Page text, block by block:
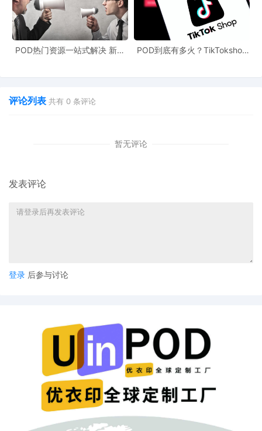
其次，市场竞争空前激烈。有卖家认为，亚马逊现在早就从
增量市场变成存量博弈，头部报名活动能有更好的 虹吸效
的客户。同时，Temu、Walmart等平台早早开启长达数十
天的“黑五预热”，分流了大量消费者注意力，削弱了亚马逊
最后，旺季周期被拉长，目前大促才开始，高峰可能后置。
增长，只是把出单稀释在更多天，估计销量高峰还是在黑五
日销量比前一天增加500美金，当然肯定还有更多低调的卖
02
系统故障雪上加霜
更让卖家措手不及的是，亚马逊后台在关键时刻出现系统故
障。大量卖家反映，其广告报表中的曝光数据突然归零，无
法正常监测广告投放效果。
POD热门资源一站式解决 新手
POD到底有多火？TikTokshop
评论列表 共有 0 条评论
暂无评论
发表评论
登录 后参与讨论